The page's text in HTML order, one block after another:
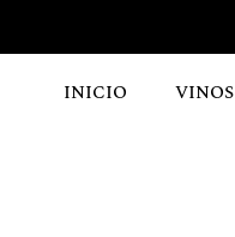
INICIO VINOS